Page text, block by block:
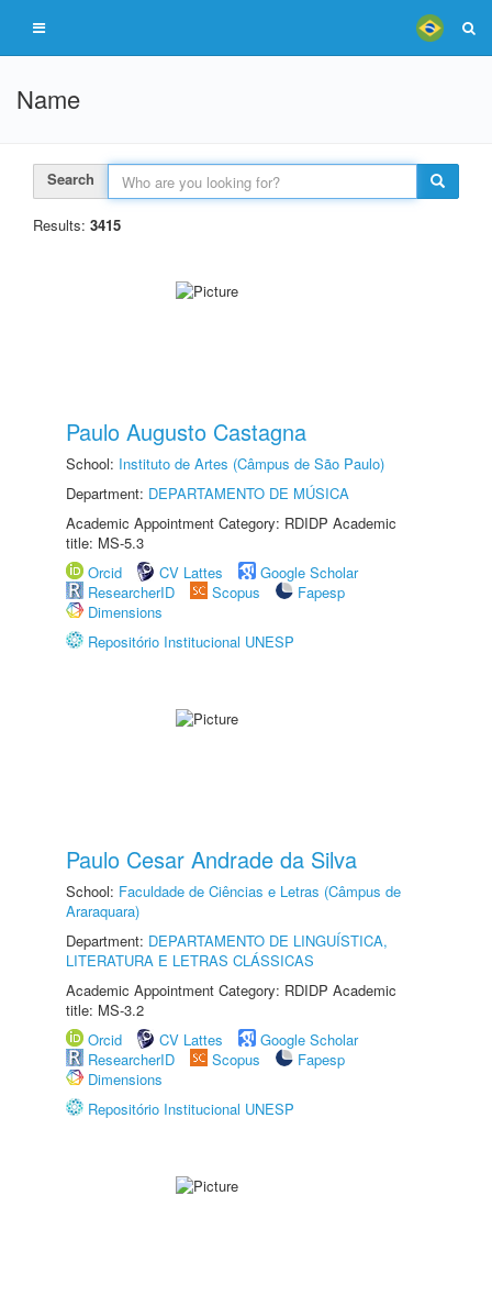
Name
Search
Results: 3415
Paulo Augusto Castagna
School: Instituto de Artes (Câmpus de São Paulo)
Department: DEPARTAMENTO DE MÚSICA
Academic Appointment Category: RDIDP Academic
title: MS-5.3
Orcid
CV Lattes
Google Scholar
ResearcherID
Scopus
Fapesp
Dimensions
Repositório Institucional UNESP
Paulo Cesar Andrade da Silva
School: Faculdade de Ciências e Letras (Câmpus de
Araraquara)
Department: DEPARTAMENTO DE LINGUÍSTICA,
LITERATURA E LETRAS CLÁSSICAS
Academic Appointment Category: RDIDP Academic
title: MS-3.2
Orcid
CV Lattes
Google Scholar
ResearcherID
Scopus
Fapesp
Dimensions
Repositório Institucional UNESP